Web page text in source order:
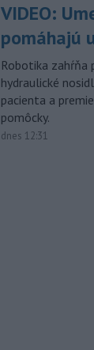
VIDEO:
pomáhajú
Robotika zahŕňa
hydraulické
pacienta a
pomôcky.
dnes 12:31